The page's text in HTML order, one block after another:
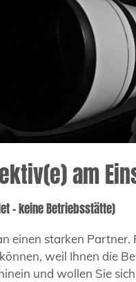
am
– keine Betriebsstätte)
einen starken
weil Ihnen die
und wollen Sie